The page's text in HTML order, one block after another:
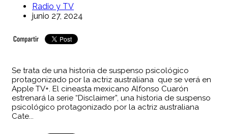
Radio y TV
junio 27, 2024
Se trata de una historia de suspenso psicológico
protagonizado por la actriz australiana que se verá en
Apple TV+. El cineasta mexicano Alfonso Cuarón
estrenará la serie “Disclaimer”, una historia de suspenso
psicológico protagonizado por la actriz australiana
Cate...